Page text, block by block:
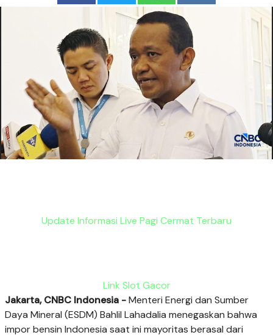
Update Informasi Live Pagi Cermat Terbaru
Link Slot Gacor
Jakarta, CNBC Indonesia -Menteri Energi dan Sumber
Daya Mineral (ESDM) Bahlil Lahadalia menegaskan bahwa
impor bensin Indonesia saat ini mayoritas berasal dari